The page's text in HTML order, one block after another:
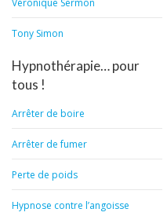
Véronique Sermon
Tony Simon
Hypnothérapie… pour
tous !
Arrêter de boire
Arrêter de fumer
Perte de poids
Hypnose contre l’angoisse